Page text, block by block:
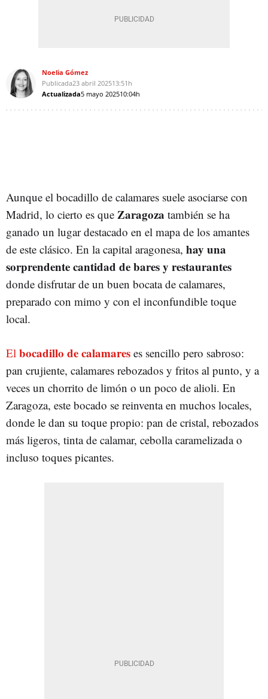
Noelia Gómez
Publicada23 abril 202513:51h
Actualizada5 mayo 202510:04h
Aunque el bocadillo de calamares suele asociarse con
Madrid, lo cierto es que Zaragoza también se ha
ganado un lugar destacado en el mapa de los amantes
de este clásico. En la capital aragonesa, hay una
sorprendente cantidad de bares y restaurantes
donde disfrutar de un buen bocata de calamares,
preparado con mimo y con el inconfundible toque
local.
El bocadillo de calamares es sencillo pero sabroso:
pan crujiente, calamares rebozados y fritos al punto, y a
veces un chorrito de limón o un poco de alioli. En
Zaragoza, este bocado se reinventa en muchos locales,
donde le dan su toque propio: pan de cristal, rebozados
más ligeros, tinta de calamar, cebolla caramelizada o
incluso toques picantes.